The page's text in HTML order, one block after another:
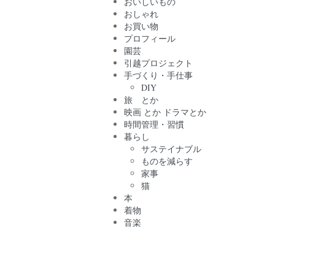
おしゃれ
お買い物
プロフィール
園芸
引越プロジェクト
手づくり・手仕事
DIY
旅 とか
映画 とか ドラマとか
時間管理・習慣
暮らし
サステイナブル
ものを減らす
家事
猫
本
着物
音楽